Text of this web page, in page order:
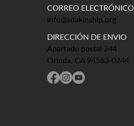
CORREO ELECTRÓNICO
info@sdakinship.org
DIRECCIÓN DE ENVIO
Apartado postal 244
Orinda, CA 94563-0244